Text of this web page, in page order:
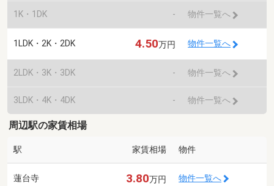
1K・1DK - 物件一覧へ
1LDK・2K・2DK 4.50万円 物件一覧へ
2LDK・3K・3DK - 物件一覧へ
3LDK・4K・4DK - 物件一覧へ
周辺駅の家賃相場
駅 家賃相場 物件
蓮台寺 3.80万円 物件一覧へ